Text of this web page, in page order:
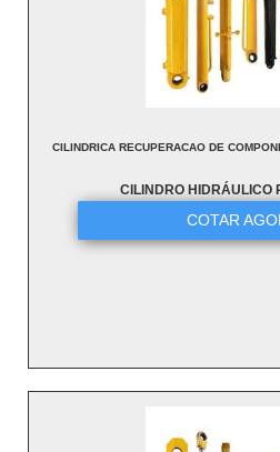
CILINDRICA RECUPERACAO DE
CILINDRO HIDRÁULICO
COTAR